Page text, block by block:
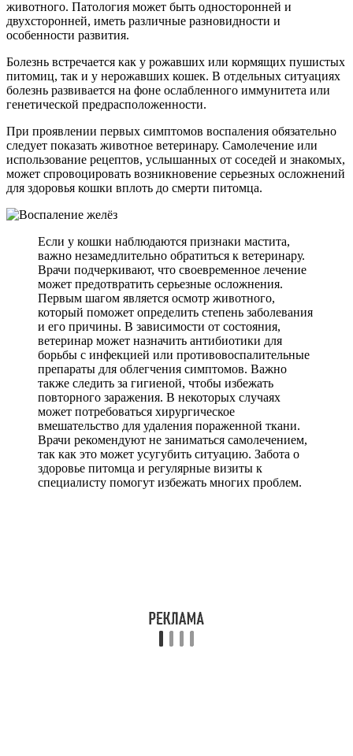
животного. Патология может быть односторонней и
двухсторонней, иметь различные разновидности и
особенности развития.
Болезнь встречается как у рожавших или кормящих пушистых
питомиц, так и у нерожавших кошек. В отдельных ситуациях
болезнь развивается на фоне ослабленного иммунитета или
генетической предрасположенности.
При проявлении первых симптомов воспаления обязательно
следует показать животное ветеринару. Самолечение или
использование рецептов, услышанных от соседей и знакомых,
может спровоцировать возникновение серьезных осложнений
для здоровья кошки вплоть до смерти питомца.
Если у кошки наблюдаются признаки мастита,
важно незамедлительно обратиться к ветеринару.
Врачи подчеркивают, что своевременное лечение
может предотвратить серьезные осложнения.
Первым шагом является осмотр животного,
который поможет определить степень заболевания
и его причины. В зависимости от состояния,
ветеринар может назначить антибиотики для
борьбы с инфекцией или противовоспалительные
препараты для облегчения симптомов. Важно
также следить за гигиеной, чтобы избежать
повторного заражения. В некоторых случаях
может потребоваться хирургическое
вмешательство для удаления пораженной ткани.
Врачи рекомендуют не заниматься самолечением,
так как это может усугубить ситуацию. Забота о
здоровье питомца и регулярные визиты к
специалисту помогут избежать многих проблем.